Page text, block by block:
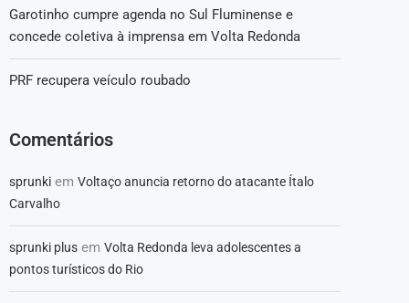
Garotinho cumpre agenda no Sul Fluminense e
concede coletiva à imprensa em Volta Redonda
PRF recupera veículo roubado
Comentários
sprunki em Voltaço anuncia retorno do atacante Ítalo
Carvalho
sprunki plus em Volta Redonda leva adolescentes a
pontos turísticos do Rio